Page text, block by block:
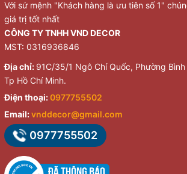
Với sứ mệnh "Khách hàng là ưu tiên số 1"
giá trị tốt nhất
CÔNG TY TNHH VND DECOR
MST: 0316936846
Địa chỉ: 91C/35/1 Ngô Chí Quốc, Phường
Tp Hồ Chí Minh.
Điện thoại: 0977755502
Email:vnddecor@gmail.com
0977755502